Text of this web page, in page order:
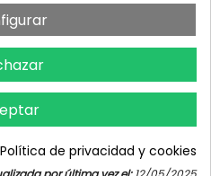
Iniciar chat
Política de privacidad y cookies